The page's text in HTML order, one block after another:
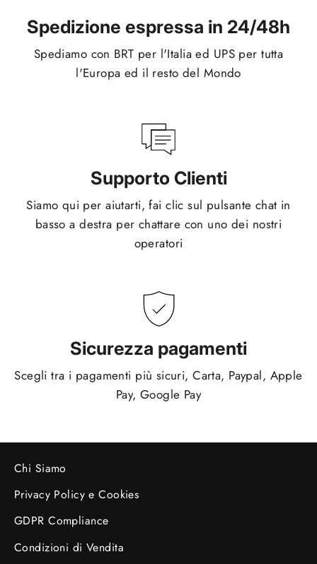
Spedizione espressa in 24/48h
Spediamo con BRT per l'Italia ed UPS per tutta
l'Europa ed il resto del Mondo
Supporto Clienti
Siamo qui per aiutarti, fai clic sul pulsante chat in
basso a destra per chattare con uno dei nostri
operatori
Sicurezza pagamenti
Scegli tra i pagamenti più sicuri, Carta, Paypal, Apple
Pay, Google Pay
Chi Siamo
Privacy Policy e Cookies
GDPR Compliance
Condizioni di Vendita